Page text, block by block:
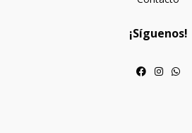
¡Síguenos!